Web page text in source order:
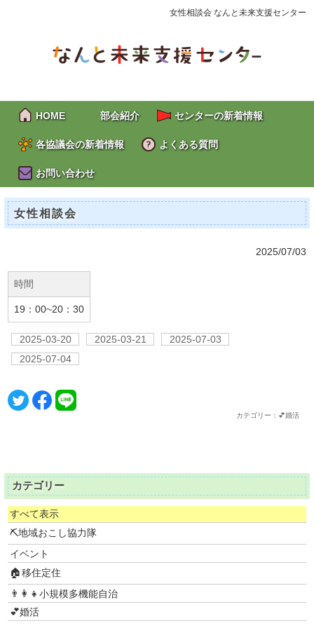
女性相談会 なんと未来支援センター
HOME 部会紹介 センターの新着情報
各協議会の新着情報 よくある質問
お問い合わせ
女性相談会
2025/07/03
時間
19：00~20：30
2025-03-20 2025-03-21
2025-07-03
2025-07-04
カテゴリー：💕婚活
カテゴリー
すべて表示
⛏地域おこし協力隊
イベント
🏠移住定住
👨‍👩‍👧小規模多機能自治
💕婚活